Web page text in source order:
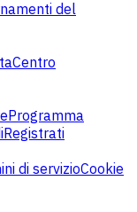
del
Centro
Programma
Registrati
di servizioCookie